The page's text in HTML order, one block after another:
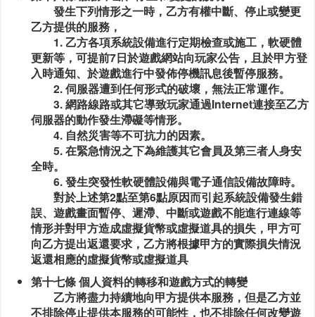
發生下列情形之一時，乙方有權中斷、停止或變更
乙方提供的服務，
1. 乙方各項系統設備進行定期檢查或施工，軟硬體
更新等，可提前7日於遊戲網站向玩家公告，且於甲方登
入時通知、於遊戲進行中發佈停機訊息後暫停服務。
2. 伺服器遭到任何形式的破壞，無法正常運作。
3. 網路線路或其它導致玩家通過Internet連接至乙方
伺服器的動作發生滯礙等情形。
4. 自然災害等不可抗力的因素。
5. 在緊急情況之下為維護其它會員及第三者人身安
全時。
6. 發生突發性軟硬體設備與電子通信設備故障時。
對於上述第2點至第6點原因而引起系統設備發生錯
誤、遊戲畫面暫停、遲滯、中斷或遊戲不能進行連線等
情形并對甲方造成虛擬貨幣或虛擬道具的損失，甲方可
向乙方提出返還要求，乙方將根據甲方的實際損失情況
返還相應的虛擬貨幣或虛擬道具
第十七條 個人資料的轉移和遊戲方式的轉變
乙方將盡力持續地向甲方提供本服務，但是乙方並
不排除停止提供本服務的可能性，也不排除任何改變遊